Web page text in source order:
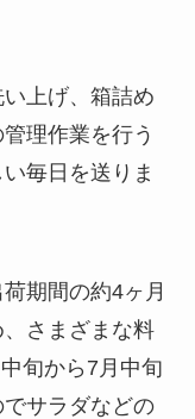
上げ、箱詰め
理作業を行う
毎日を送りま
期間の約4ヶ月
さまざまな料
旬から7月中旬
サラダなどの